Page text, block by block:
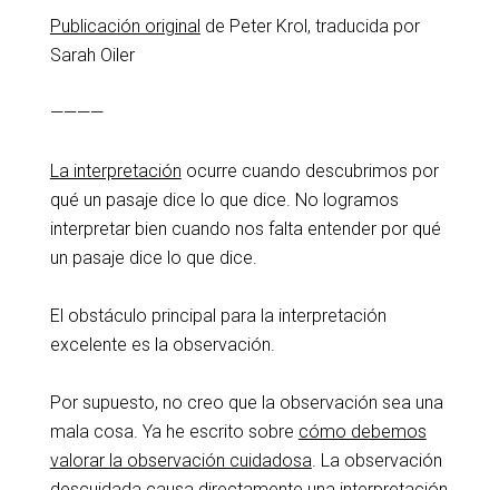
Publicación original de Peter Krol, traducida por
Sarah Oiler
————
La interpretación ocurre cuando descubrimos por
qué un pasaje dice lo que dice. No logramos
interpretar bien cuando nos falta entender por qué
un pasaje dice lo que dice.
El obstáculo principal para la interpretación
excelente es la observación.
Por supuesto, no creo que la observación sea una
mala cosa. Ya he escrito sobre cómo debemos
valorar la observación cuidadosa. La observación